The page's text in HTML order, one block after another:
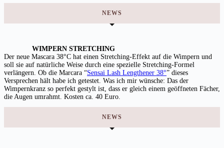
NEWS
WIMPERN STRETCHING
Der neue Mascara 38°C hat einen Stretching-Effekt auf die Wimpern und
soll sie auf natürliche Weise durch eine spezielle Stretching-Formel
verlängern. Ob die Marcara “Sensai Lash Lengthener 38°” dieses
Versprechen hält habe ich getestet. Was ich mir wünsche: Das der
Wimpernkranz so perfekt gestylt ist, dass er gleich einem geöffneten Fächer,
die Augen umrahmt. Kosten ca. 40 Euro.
NEWS